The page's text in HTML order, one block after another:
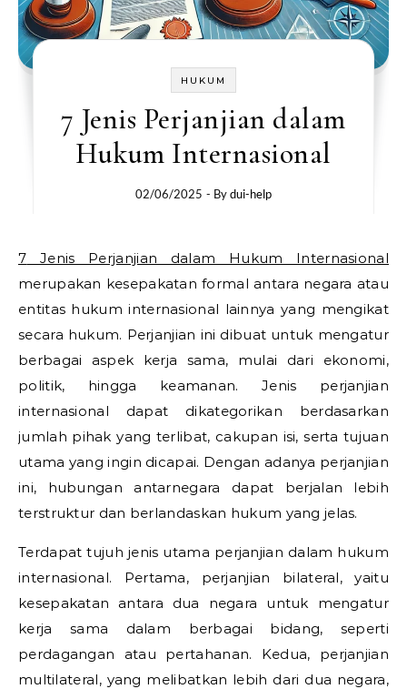
HUKUM
7 Jenis Perjanjian dalam
Hukum Internasional
02/06/2025 - Bydui-help
7 Jenis Perjanjian dalam Hukum Internasional
merupakan kesepakatan formal antara negara atau
entitas hukum internasional lainnya yang mengikat
secara hukum. Perjanjian ini dibuat untuk mengatur
berbagai aspek kerja sama, mulai dari ekonomi,
politik, hingga keamanan. Jenis perjanjian
internasional dapat dikategorikan berdasarkan
jumlah pihak yang terlibat, cakupan isi, serta tujuan
utama yang ingin dicapai. Dengan adanya perjanjian
ini, hubungan antarnegara dapat berjalan lebih
terstruktur dan berlandaskan hukum yang jelas.
Terdapat tujuh jenis utama perjanjian dalam hukum
internasional. Pertama, perjanjian bilateral, yaitu
kesepakatan antara dua negara untuk mengatur
kerja sama dalam berbagai bidang, seperti
perdagangan atau pertahanan. Kedua, perjanjian
multilateral, yang melibatkan lebih dari dua negara,